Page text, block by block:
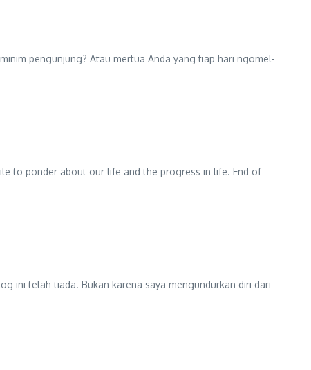
pengunjung? Atau mertua Anda yang tiap hari ngomel-
to ponder about our life and the progress in life. End of
ini telah tiada. Bukan karena saya mengundurkan diri dari